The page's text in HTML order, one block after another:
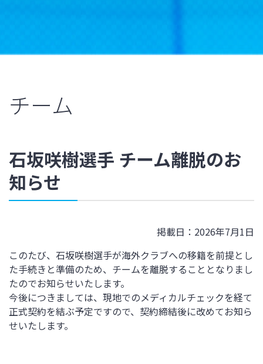
チーム
石坂咲樹選手 チーム離脱のお
知らせ
掲載日：2026年7月1日
このたび、石坂咲樹選手が海外クラブへの移籍を前提とし
た手続きと準備のため、チームを離脱することとなりまし
たのでお知らせいたします。
今後につきましては、現地でのメディカルチェックを経て
正式契約を結ぶ予定ですので、契約締結後に改めてお知ら
せいたします。